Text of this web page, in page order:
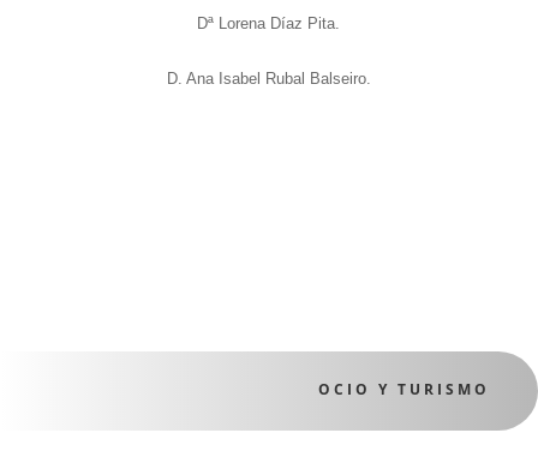
Dª Lorena Díaz Pita.
D. Ana Isabel Rubal Balseiro.
OCIO Y TURISMO